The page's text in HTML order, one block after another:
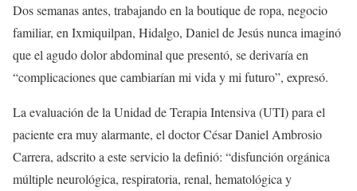
Dos semanas antes, trabajando en la boutique de ropa, negocio
familiar, en Ixmiquilpan, Hidalgo, Daniel de Jesús nunca imaginó
que el agudo dolor abdominal que presentó, se derivaría en
“complicaciones que cambiarían mi vida y mi futuro”, expresó.
La evaluación de la Unidad de Terapia Intensiva (UTI) para el
paciente era muy alarmante, el doctor César Daniel Ambrosio
Carrera, adscrito a este servicio la definió: “disfunción orgánica
múltiple neurológica, respiratoria, renal, hematológica y